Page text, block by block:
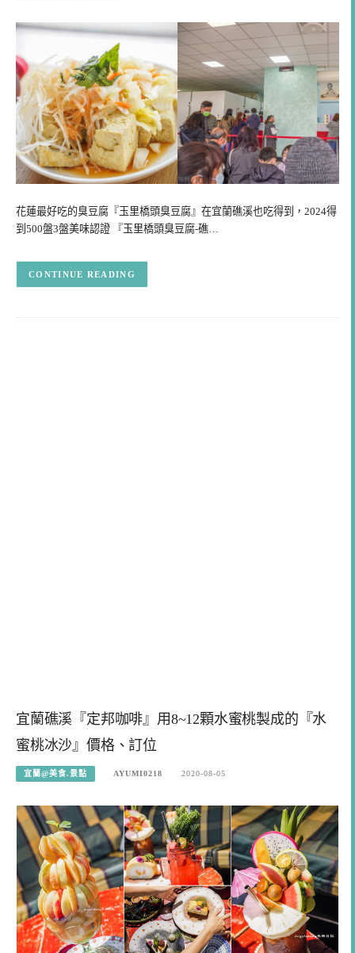
花蓮最好吃的臭豆腐『玉里橋頭臭豆腐』在宜蘭礁溪也吃得到，2024得
到500盤3盤美味認證 『玉里橋頭臭豆腐-礁…
CONTINUE READING
宜蘭礁溪『定邦咖啡』用8~12顆水蜜桃製成的『水
蜜桃冰沙』價格、訂位
宜蘭@美食.景點 AYUMI0218 2020-08-05